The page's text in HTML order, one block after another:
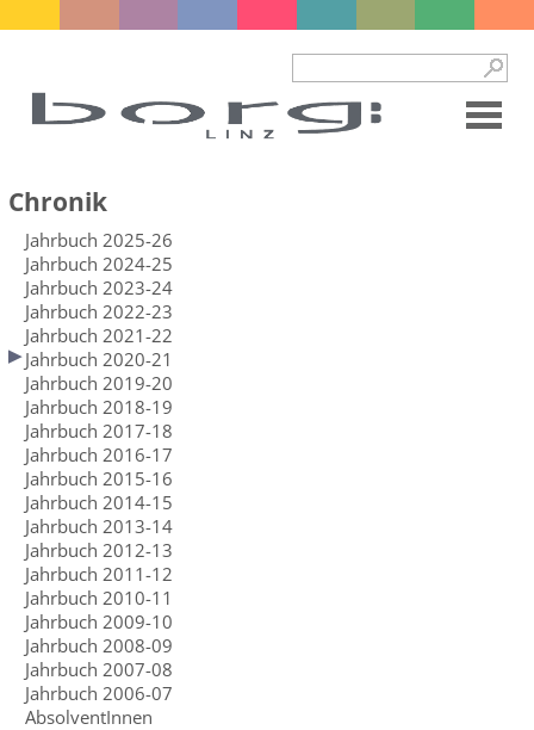
Chronik
Jahrbuch 2025-26
Jahrbuch 2024-25
Jahrbuch 2023-24
Jahrbuch 2022-23
Jahrbuch 2021-22
Jahrbuch 2020-21
Jahrbuch 2019-20
Jahrbuch 2018-19
Jahrbuch 2017-18
Jahrbuch 2016-17
Jahrbuch 2015-16
Jahrbuch 2014-15
Jahrbuch 2013-14
Jahrbuch 2012-13
Jahrbuch 2011-12
Jahrbuch 2010-11
Jahrbuch 2009-10
Jahrbuch 2008-09
Jahrbuch 2007-08
Jahrbuch 2006-07
AbsolventInnen